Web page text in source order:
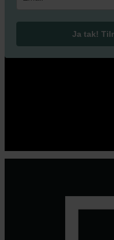
Ja tak!